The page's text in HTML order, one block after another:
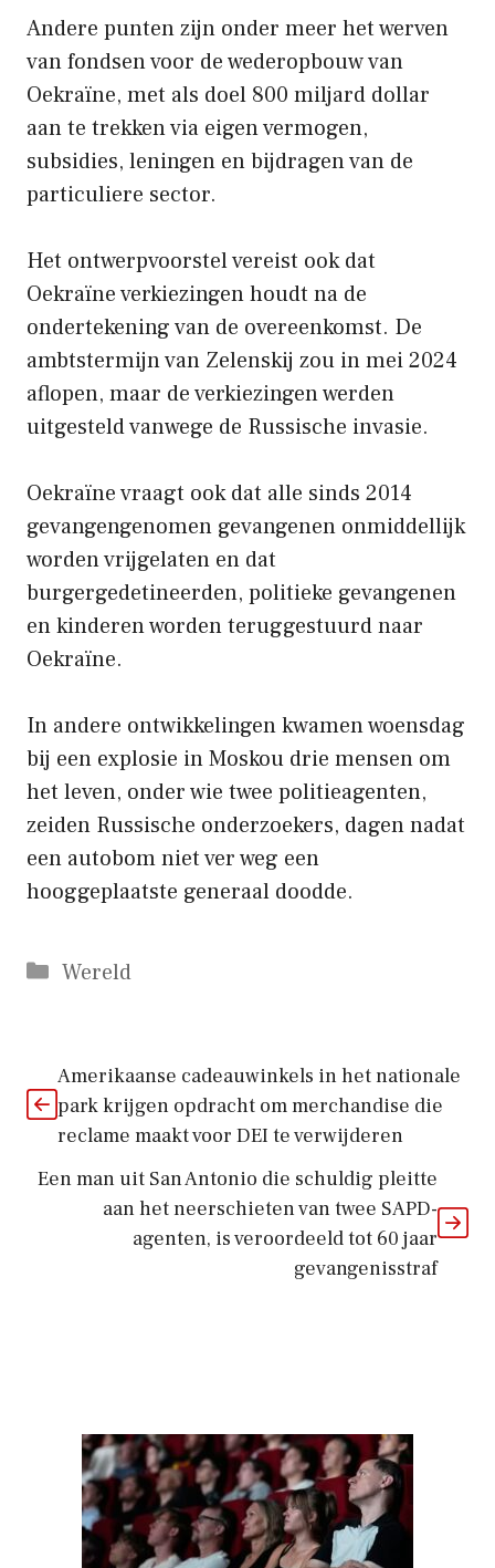
Andere punten zijn onder meer het werven
van fondsen voor de wederopbouw van
Oekraïne, met als doel 800 miljard dollar
aan te trekken via eigen vermogen,
subsidies, leningen en bijdragen van de
particuliere sector.
Het ontwerpvoorstel vereist ook dat
Oekraïne verkiezingen houdt na de
ondertekening van de overeenkomst. De
ambtstermijn van Zelenskij zou in mei 2024
aflopen, maar de verkiezingen werden
uitgesteld vanwege de Russische invasie.
Oekraïne vraagt ​​ook dat alle sinds 2014
gevangengenomen gevangenen onmiddellijk
worden vrijgelaten en dat
burgergedetineerden, politieke gevangenen
en kinderen worden teruggestuurd naar
Oekraïne.
In andere ontwikkelingen kwamen woensdag
bij een explosie in Moskou drie mensen om
het leven, onder wie twee politieagenten,
zeiden Russische onderzoekers, dagen nadat
een autobom niet ver weg een
hooggeplaatste generaal doodde.
Categorieën
Wereld
Amerikaanse cadeauwinkels in het nationale
park krijgen opdracht om merchandise die
reclame maakt voor DEI te verwijderen
Een man uit San Antonio die schuldig pleitte
aan het neerschieten van twee SAPD-
agenten, is veroordeeld tot 60 jaar
gevangenisstraf